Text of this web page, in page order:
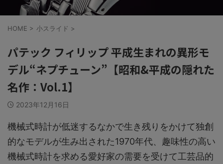
HOME > 小スライド >
パテック フィリップ 平成生まれの異形モ
デル“ネプチューン”【昭和&平成の隠れた
名作：Vol.1】
2023年12月16日
機械式時計が低迷するなかで生き残りをかけて独創
的なモデルが生み出された1970年代、趣味性の高い
機械式時計を求める愛好家の需要を受けて工芸品的